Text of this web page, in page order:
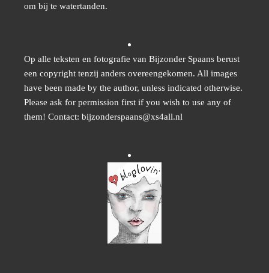
om bij te watertanden.
Op alle teksten en fotografie van Bijzonder Spaans berust
een copyright tenzij anders overeengekomen. All images
have been made by the author, unless indicated otherwise.
Please ask for permission first if you wish to use any of
them! Contact: bijzonderspaans@xs4all.nl